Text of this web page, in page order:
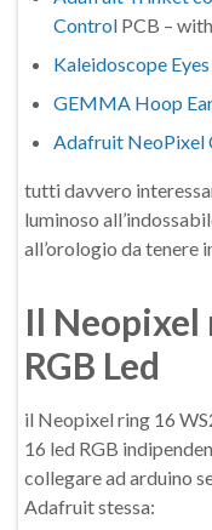
Control PCB –
Kaleidoscope Eyes
GEMMA Hoop
Adafruit NeoPixel
tutti davvero
luminoso
all’orologio da tenere
Il Neopixel
RGB Led
il Neopixel ring 16
16 led RGB
collegare ad arduino
Adafruit stessa: